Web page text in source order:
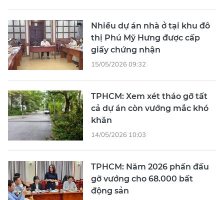
Nhiều dự án nhà ở tại khu đô
thị Phú Mỹ Hưng được cấp
giấy chứng nhận
15/05/2026 09:32
TPHCM: Xem xét tháo gỡ tất
cả dự án còn vướng mắc khó
khăn
14/05/2026 10:03
TPHCM: Năm 2026 phấn đấu
gỡ vướng cho 68.000 bất
động sản